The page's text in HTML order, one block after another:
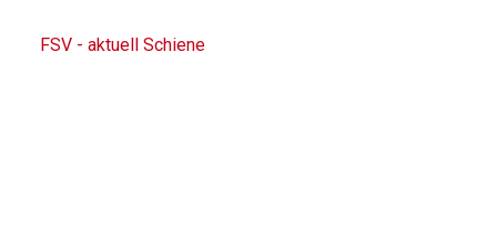
FSV - aktuell Schiene